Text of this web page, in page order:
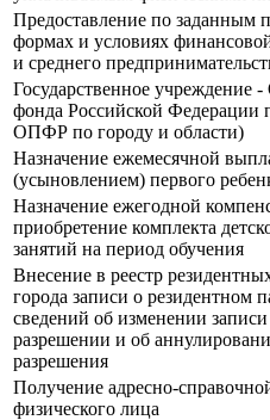
Предоставление по заданным
формах и условиях
и среднего
Государственное учреждение
фонда Российской Федерации
ОПФР по городу и области)
Назначение ежемесячной
(усыновлением) первого
Назначение ежегодной
приобретение комплекта
занятий на период обучения
Внесение в реестр
города записи о резидентном
сведений об изменении
разрешении и об
разрешения
Получение адресно-
физического лица